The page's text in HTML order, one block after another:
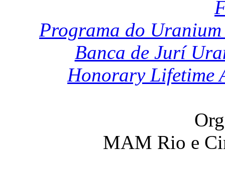
Programa do
Banca de Jurí
Honorary Lifetime
MAM Rio e